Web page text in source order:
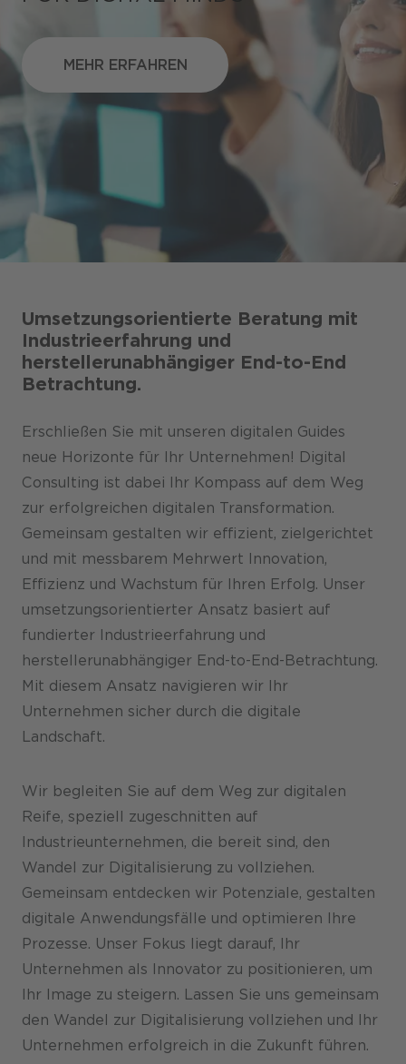
Shops / Marketplace / Portale
Unternehmen
Presse
Podcast
Nachhaltigkeit CANCOM SE
Nachhaltigkeit CANCOM Austria
Karriere
MEHR ERFAHREN
MEHR ERFAHREN
Umsetzungsorientierte Beratung mit
Industrieerfahrung und
herstellerunabhängiger ​End-to-End
Betrachtung.​
Erschließen Sie mit unseren digitalen Guides
neue Horizonte für Ihr Unternehmen! Digital
Consulting ist dabei Ihr Kompass auf dem Weg
zur erfolgreichen digitalen Transformation.
Gemeinsam gestalten wir effizient, zielgerichtet
und mit messbarem Mehrwert Innovation,
Effizienz und Wachstum für Ihren Erfolg. Unser
umsetzungsorientierter Ansatz basiert auf
fundierter Industrieerfahrung und
herstellerunabhängiger End-to-End-Betrachtung.
Mit diesem Ansatz navigieren wir Ihr
Unternehmen sicher durch die digitale
Landschaft.
Wir begleiten Sie auf dem Weg zur digitalen
Reife, speziell zugeschnitten auf
Industrieunternehmen, die bereit sind, den
Wandel zur Digitalisierung zu vollziehen.
Gemeinsam entdecken wir Potenziale, gestalten
digitale Anwendungsfälle und optimieren Ihre
Prozesse. Unser Fokus liegt darauf, Ihr
Unternehmen als Innovator zu positionieren, um
Ihr Image zu steigern. Lassen Sie uns gemeinsam
den Wandel zur Digitalisierung vollziehen und Ihr
Unternehmen erfolgreich in die Zukunft führen.